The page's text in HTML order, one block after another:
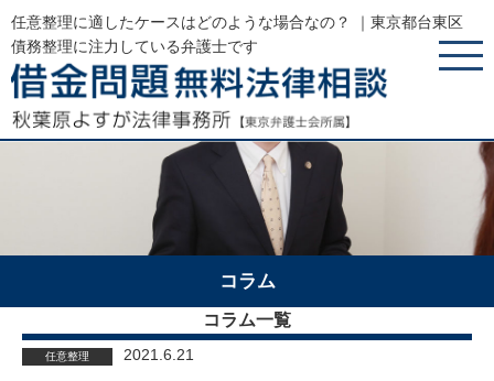
任意整理に適したケースはどのような場合なの？ ｜東京都台東区
債務整理に注力している弁護士です
コラム
コラム一覧
任意整理 2021.6.21